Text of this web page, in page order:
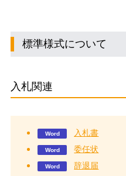
標準様式について
入札関連
入札書
委任状
辞退届